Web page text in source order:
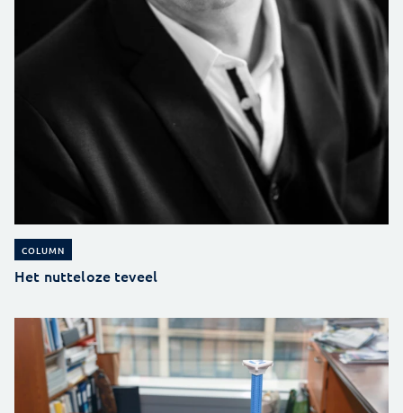
COLUMN
Het nutteloze teveel